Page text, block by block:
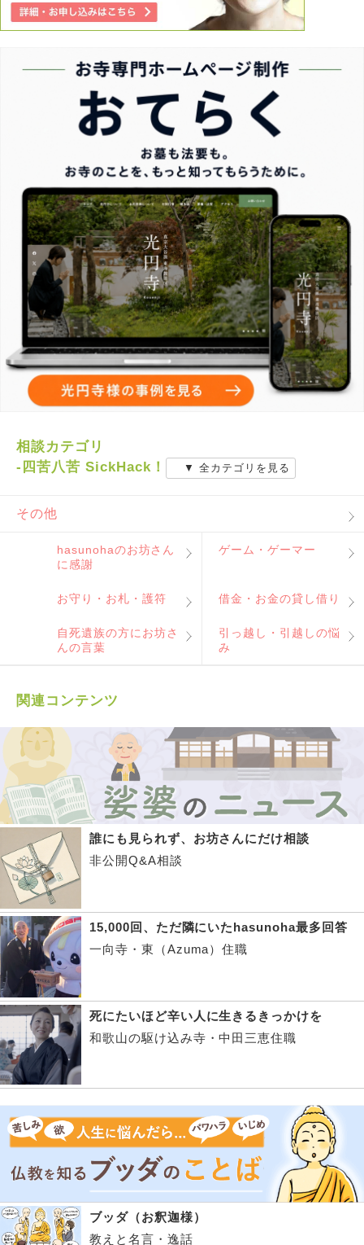
相談カテゴリ
-四苦八苦 SickHack！
▼ 全カテゴリを見る
その他
hasunohaのお坊さん
に感謝
ゲーム・ゲーマー
お守り・お札・護符 借金・お金の貸し借り
自死遺族の方にお坊さ
んの言葉
引っ越し・引越しの悩
み
関連コンテンツ
誰にも見られず、お坊さんにだけ相談
非公開Q&A相談
15,000回、ただ隣にいたhasunoha最多回答
一向寺・東（Azuma）住職
死にたいほど辛い人に生きるきっかけを
和歌山の駆け込み寺・中田三恵住職
ブッダ（お釈迦様）
教えと名言・逸話